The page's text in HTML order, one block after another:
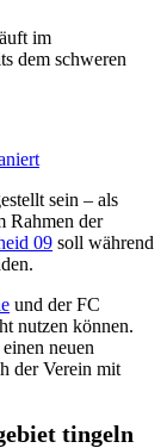
im
dem schweren
sein – als
Rahmen der
09 soll während
und der FC
nutzen können.
neuen
der Verein mit
tingeln